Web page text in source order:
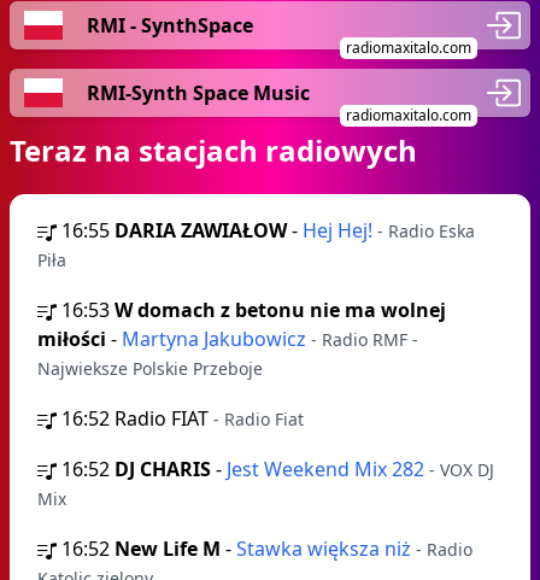
RMI - SynthSpace
radiomaxitalo.com
RMI-Synth Space Music
radiomaxitalo.com
Teraz na stacjach radiowych
16:55 DARIA ZAWIAŁOW- Hej Hej! - Radio Eska
Piła
16:53W domach z betonu nie ma wolnej
miłości - Martyna Jakubowicz - Radio RMF -
Najwieksze Polskie Przeboje
16:52 Radio FIAT - Radio Fiat
16:52 DJ CHARIS- Jest Weekend Mix 282 - VOX DJ
Mix
16:52 New Life M -Stawka większa niż - Radio